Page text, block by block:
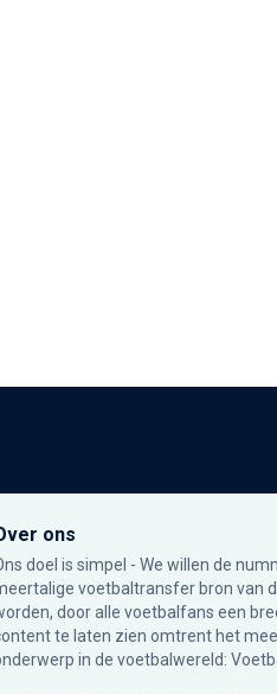
ons
doel is simpel - We willen de
voetbaltransfer bron van
door alle voetbalfans een
te laten zien omtrent het
in de voetbalwereld: